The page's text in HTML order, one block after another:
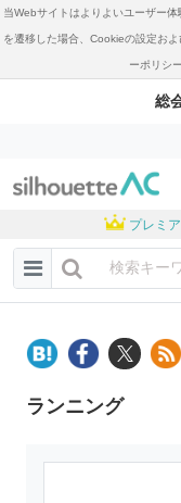
当Webサイトはよりよいユーザー
を遷移した場合、Cookieの設定お
ーポリシ
総
プレミ
ランニング